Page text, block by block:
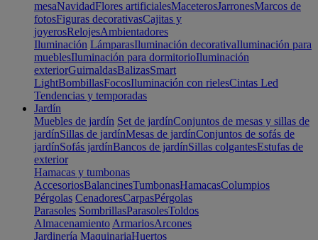
mesaNavidadFlores artificialesMaceterosJarronesMarcos de
fotosFiguras decorativasCajitas y
joyerosRelojesAmbientadores
Iluminación LámparasIluminación decorativaIluminación para
mueblesIluminación para dormitorioIluminación
exteriorGuirnaldasBalizasSmart
LightBombillasFocosIluminación con rielesCintas Led
Tendencias y temporadas
Jardín
Muebles de jardín Set de jardínConjuntos de mesas y sillas de
jardínSillas de jardínMesas de jardínConjuntos de sofás de
jardínSofás jardínBancos de jardínSillas colgantesEstufas de
exterior
Hamacas y tumbonas
AccesoriosBalancinesTumbonasHamacasColumpios
Pérgolas CenadoresCarpasPérgolas
Parasoles SombrillasParasolesToldos
Almacenamiento ArmariosArcones
Jardinería MaquinariaHuertos